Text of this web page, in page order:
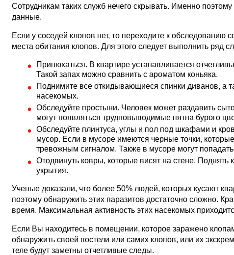
Сотрудникам таких служб нечего скрывать. Именно
данные.
Если у соседей клопов нет, то переходите к обследованию
места обитания клопов. Для этого следует выполнить ряд
Принюхаться. В квартире устанавливается
Такой запах можно сравнить с ароматом коньяка.
Поднимите все откидывающиеся спинки диванов, а
насекомых.
Обследуйте простыни. Человек может раздавить
могут появляться трудновыводимые пятна бурого
Обследуйте плинтуса, углы и пол под шкафами и
мусор. Если в мусоре имеются черные точки,
тревожным сигналом. Также в мусоре могут
Отодвинуть ковры, которые висят на стене.
укрытия.
Ученые доказали, что более 50% людей, которых кусают
поэтому обнаружить этих паразитов достаточно сложно.
время. Максимальная активность этих насекомых
Если Вы находитесь в помещении, которое заражено
обнаружить своей постели или самих клопов, или их
теле будут заметны отчетливые следы.